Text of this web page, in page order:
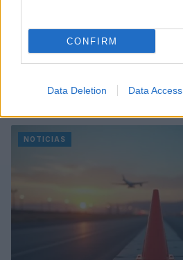
CONFIRM
Data Deletion Data Access
Murtala Muhammed en Lagos
NOTICIAS